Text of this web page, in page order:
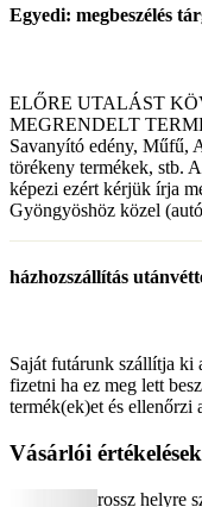
Egyedi: megbeszélés
ELŐRE UTALÁST
MEGRENDELT
Savanyító edény, Műfű,
törékeny termékek, stb.
képezi ezért kérjük írja
Gyöngyöshöz közel
házhozszállítás
Saját futárunk szállítja ki
fizetni ha ez meg lett
termék(ek)et és ellenőrzi
Vásárlói értékelések
rossz helyre